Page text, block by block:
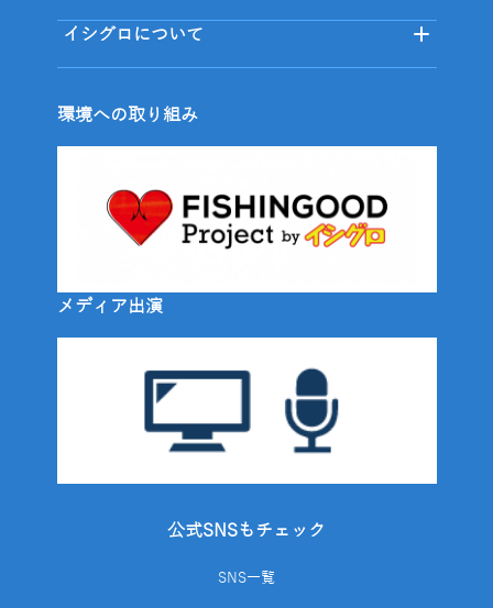
イシグロについて
環境への取り組み
メディア出演
公式SNSもチェック
SNS一覧